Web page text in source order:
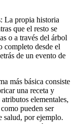
La propia historia
que el resto se
o a través del árbol
completo desde el
de un evento de
más básica consiste
una receta y
elementales,
pueden ser
salud, por ejemplo.